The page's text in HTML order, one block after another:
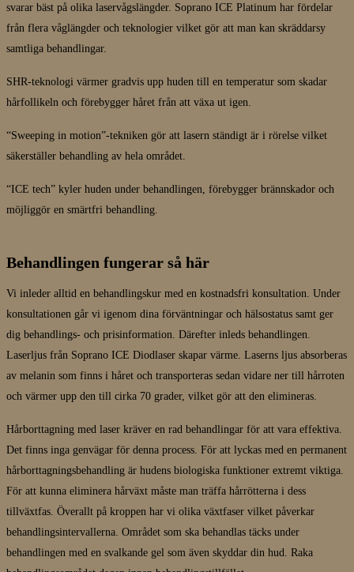
svarar bäst på olika laservågslängder. Soprano ICE Platinum har fördelar
från flera våglängder och teknologier vilket gör att man kan skräddarsy
samtliga behandlingar.
SHR-teknologi värmer gradvis upp huden till en temperatur som skadar
hårfollikeln och förebygger håret från att växa ut igen.
“Sweeping in motion”-tekniken gör att lasern ständigt är i rörelse vilket
säkerställer behandling av hela området.
“ICE tech” kyler huden under behandlingen, förebygger brännskador och
möjliggör en smärtfri behandling.
Behandlingen fungerar så här
Vi inleder alltid en behandlingskur med en kostnadsfri konsultation. Under
konsultationen går vi igenom dina förväntningar och hälsostatus samt ger
dig behandlings- och prisinformation. Därefter inleds behandlingen.
Laserljus från Soprano ICE Diodlaser skapar värme. Laserns ljus absorberas
av melanin som finns i håret och transporteras sedan vidare ner till hårroten
och värmer upp den till cirka 70 grader, vilket gör att den elimineras.
Hårborttagning med laser kräver en rad behandlingar för att vara effektiva.
Det finns inga genvägar för denna process. För att lyckas med en permanent
hårborttagningsbehandling är hudens biologiska funktioner extremt viktiga.
För att kunna eliminera hårväxt måste man träffa hårrötterna i dess
tillväxtfas. Överallt på kroppen har vi olika växtfaser vilket påverkar
behandlingsintervallerna. Området som ska behandlas täcks under
behandlingen med en svalkande gel som även skyddar din hud. Raka